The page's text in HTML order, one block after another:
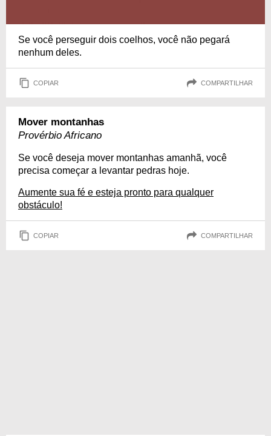
Se você perseguir dois coelhos, você não pegará
nenhum deles.
COPIAR COMPARTILHAR
Mover montanhas
Provérbio Africano
Se você deseja mover montanhas amanhã, você
precisa começar a levantar pedras hoje.
Aumente sua fé e esteja pronto para qualquer
obstáculo!
COPIAR COMPARTILHAR